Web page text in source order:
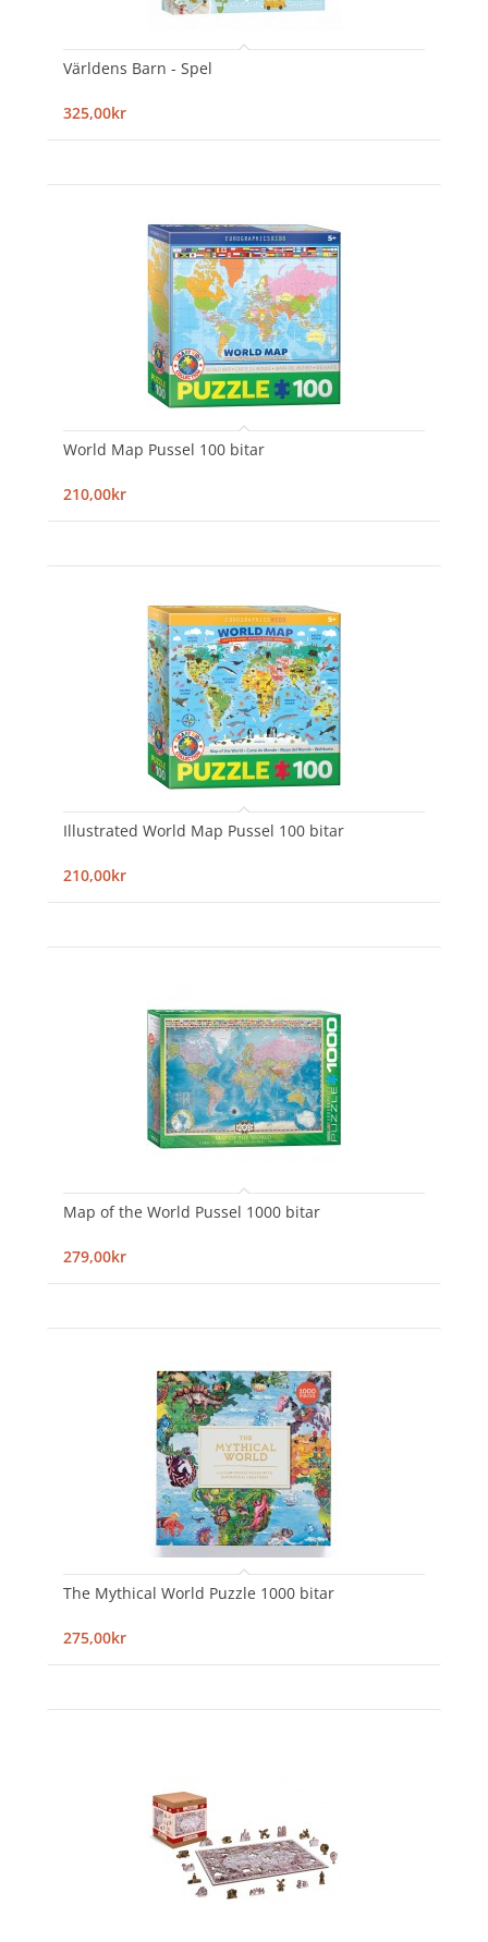
Världens Barn - Spel
325,00kr
World Map Pussel 100 bitar
210,00kr
Illustrated World Map Pussel 100 bitar
210,00kr
Map of the World Pussel 1000 bitar
279,00kr
The Mythical World Puzzle 1000 bitar
275,00kr